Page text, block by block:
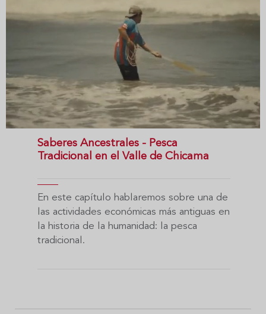
Saberes Ancestrales - Pesca
Tradicional en el Valle de Chicama
En este capítulo hablaremos sobre una de
las actividades económicas más antiguas en
la historia de la humanidad: la pesca
tradicional.